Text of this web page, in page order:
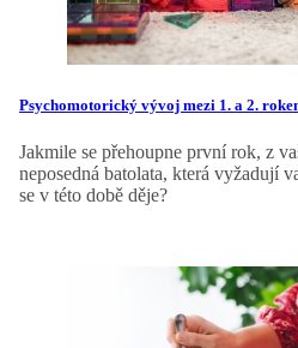
Psychomotorický vývoj mezi 1. a 2.
Jakmile se přehoupne první rok, z
neposedná batolata, která vyžadují
se v této době děje?